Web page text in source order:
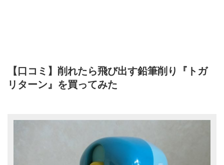
【口コミ】削れたら飛び出す鉛筆削り『トガ
リターン』を買ってみた